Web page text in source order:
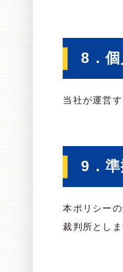
8．
当社が運営
9．
本ポリシー
裁判所としま